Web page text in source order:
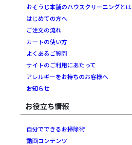
おそうじ本舗のハウスクリーニングとは
はじめての方へ
ご注文の流れ
カートの使い方
よくあるご質問
サイトのご利用にあたって
アレルギーをお持ちのお客様へ
お知らせ
お役立ち情報
自分でできるお掃除術
動画コンテンツ